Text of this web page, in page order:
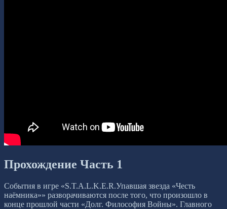
Прохождение Часть 1
События в игре «S.T.A.L.K.E.R.Упавшая звезда «Честь
наёмника»» разворачиваются после того, что произошло в
конце прошлой части «Долг. Философия Войны». Главного